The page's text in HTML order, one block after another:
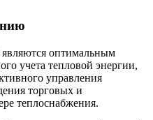
оптимальным
учета тепловой энергии,
управления
торговых и
теплоснабжения.